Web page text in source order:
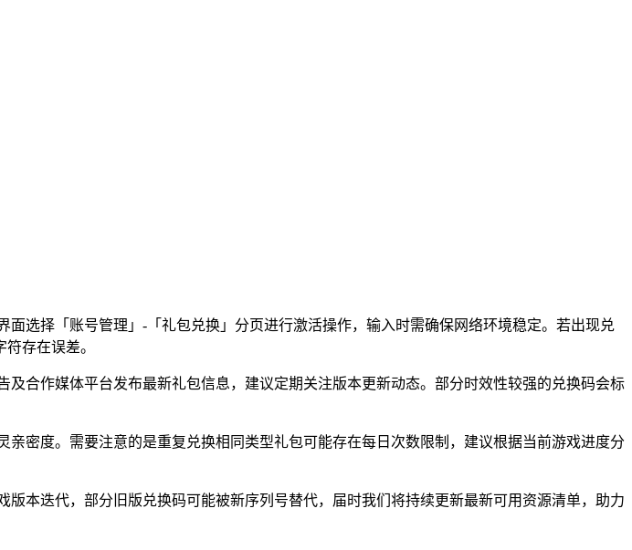
选择「账号管理」-「礼包兑换」分页进行激活操作，输入时需确保网络环境稳定。若出现兑
存在误差。
合作媒体平台发布最新礼包信息，建议定期关注版本更新动态。部分时效性较强的兑换码会标
密度。需要注意的是重复兑换相同类型礼包可能存在每日次数限制，建议根据当前游戏进度分
本迭代，部分旧版兑换码可能被新序列号替代，届时我们将持续更新最新可用资源清单，助力